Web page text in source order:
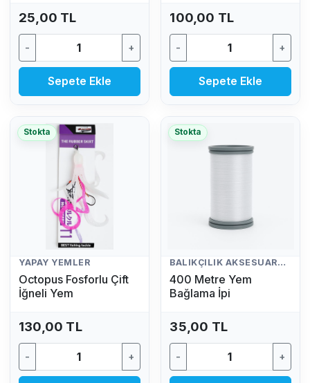
25,00 TL
- +
Sepete Ekle
100,00 TL
- +
Sepete Ekle
Stokta
YAPAY YEMLER
Octopus Fosforlu Çift
İğneli Yem
130,00 TL
- +
Stokta
BALIKÇILIK AKSESUARLARI
400 Metre Yem
Bağlama İpi
35,00 TL
- +